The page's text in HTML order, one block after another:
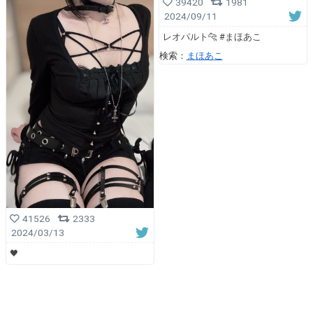
41526
2333
2024/03/13
🖤
2024/09/11
レオパルト🐆 #まほあこ
検索： まほあこ